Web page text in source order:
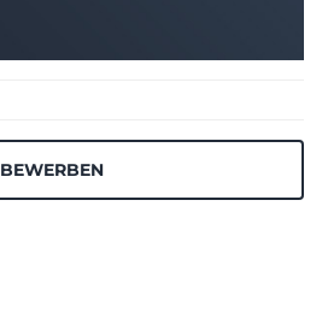
BEWERBEN